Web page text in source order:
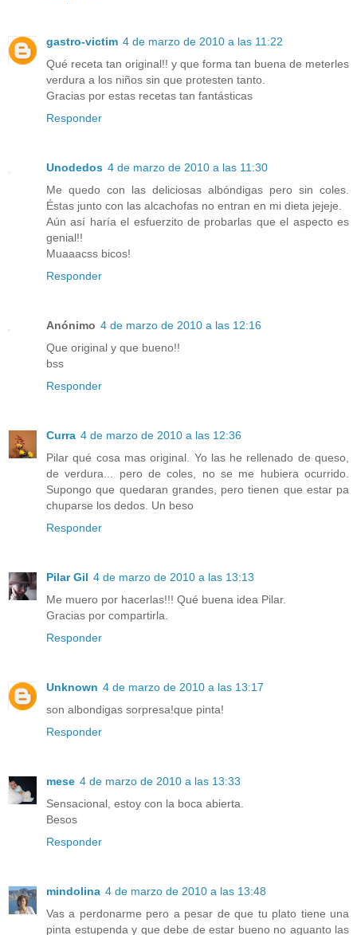
gastro-victim 4 de marzo de 2010 a las 11:22
Qué receta tan original!! y que forma tan buena de meterles
verdura a los niños sin que protesten tanto.
Gracias por estas recetas tan fantásticas
Responder
Unodedos 4 de marzo de 2010 a las 11:30
Me quedo con las deliciosas albóndigas pero sin coles.
Éstas junto con las alcachofas no entran en mi dieta jejeje.
Aún así haría el esfuerzito de probarlas que el aspecto es
genial!!
Muaaacss bicos!
Responder
Anónimo 4 de marzo de 2010 a las 12:16
Que original y que bueno!!
bss
Responder
Curra 4 de marzo de 2010 a las 12:36
Pilar qué cosa mas original. Yo las he rellenado de queso,
de verdura... pero de coles, no se me hubiera ocurrido.
Supongo que quedaran grandes, pero tienen que estar pa
chuparse los dedos. Un beso
Responder
Pilar Gil 4 de marzo de 2010 a las 13:13
Me muero por hacerlas!!! Qué buena idea Pilar.
Gracias por compartirla.
Responder
Unknown 4 de marzo de 2010 a las 13:17
son albondigas sorpresa!que pinta!
Responder
mese 4 de marzo de 2010 a las 13:33
Sensacional, estoy con la boca abierta.
Besos
Responder
mindolina 4 de marzo de 2010 a las 13:48
Vas a perdonarme pero a pesar de que tu plato tiene una
pinta estupenda y que debe de estar bueno no aguanto las